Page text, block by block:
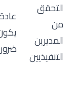
التحقق
من
المديرين
التنفيذيين